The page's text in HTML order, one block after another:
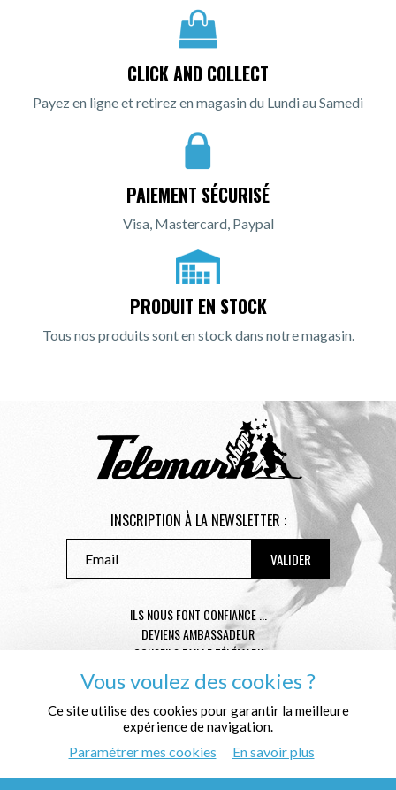
CLICK AND COLLECT
Payez en ligne et retirez en magasin du Lundi au Samedi
PAIEMENT SÉCURISÉ
Visa, Mastercard, Paypal
PRODUIT EN STOCK
Tous nos produits sont en stock dans notre magasin.
INSCRIPTION À LA NEWSLETTER :
ILS NOUS FONT CONFIANCE ...
DEVIENS AMBASSADEUR
CONSEILS TAILLE TÉLÉMARK
CONDITIONS GÉNÉRALES DE VENTE
MENTIONS LÉGALES
POLITIQUE DE CONFIDENTIALITÉ
QUI SOMMES NOUS ?
Vous voulez des cookies ?
Ce site utilise des cookies pour garantir la meilleure
expérience de navigation.
Paramétrer mes cookies En savoir plus